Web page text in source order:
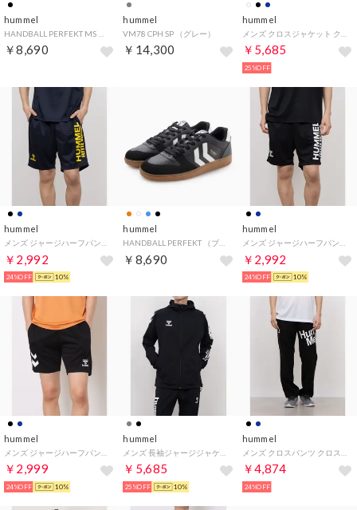
hummel
￥8,690
hummel
VM78 CPH SP （グレー）
￥14,300
hummel
￥5,685
25%OFF
hummel
￥2,992
24%OFF 10%
hummel
￥8,690
hummel
￥2,992
24%OFF 10%
hummel
￥2,999
24%OFF 10%
hummel
￥5,685
25%OFF 10%
hummel
￥4,874
24%OFF